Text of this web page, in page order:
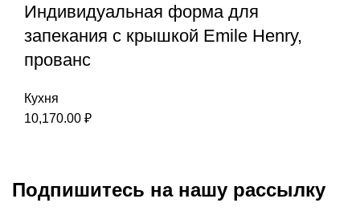
Индивидуальная форма для
запекания с крышкой Emile Henry,
прованс
Кухня
10,170.00 ₽
Подпишитесь на нашу рассылку